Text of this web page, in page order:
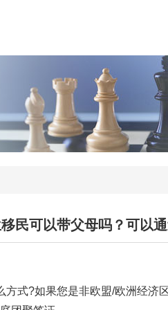
民可以带父母吗？可以
式?如果您是非欧盟/欧洲经济